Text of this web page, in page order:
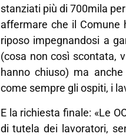
stanziati più di 700mila
affermare che il Comune
riposo impegnandosi a
(cosa non così scontata,
hanno chiuso) ma
come sempre gli ospiti, i
E la richiesta finale: «Le
di tutela dei lavoratori,